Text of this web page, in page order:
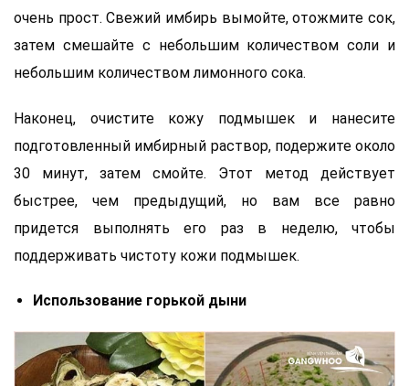
очень прост. Свежий имбирь вымойте, отожмите сок,
затем смешайте с небольшим количеством соли и
небольшим количеством лимонного сока.
Наконец, очистите кожу подмышек и нанесите
подготовленный имбирный раствор, подержите около
30 минут, затем смойте. Этот метод действует
быстрее, чем предыдущий, но вам все равно
придется выполнять его раз в неделю, чтобы
поддерживать чистоту кожи подмышек.
Использование горькой дыни